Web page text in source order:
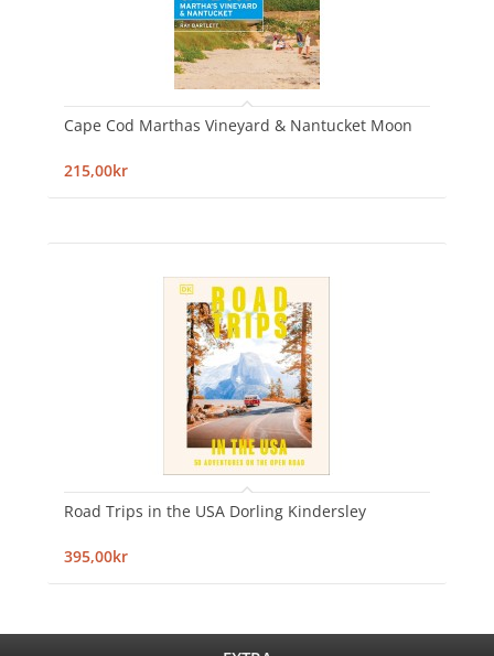
Cape Cod Marthas Vineyard & Nantucket Moon
215,00kr
Road Trips in the USA Dorling Kindersley
395,00kr